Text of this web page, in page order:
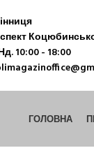
10:00 - 18:00
ГОЛОВНА